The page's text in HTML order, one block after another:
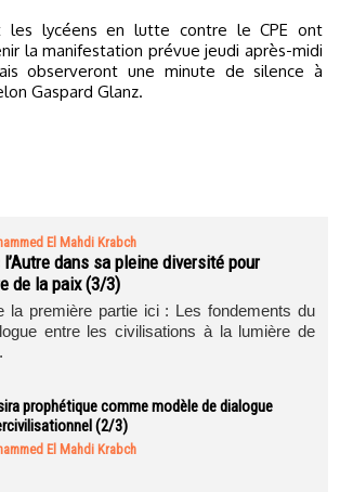
les lycéens en lutte contre le CPE ont
la manifestation prévue jeudi après-midi
observeront une minute de silence à
Gaspard Glanz.
El Mahdi Krabch
dans sa pleine diversité pour
de la paix (3/3)
la première partie ici : Les fondements du
entre les civilisations à la lumière de
prophétique comme modèle de dialogue
(2/3)
El Mahdi Krabch